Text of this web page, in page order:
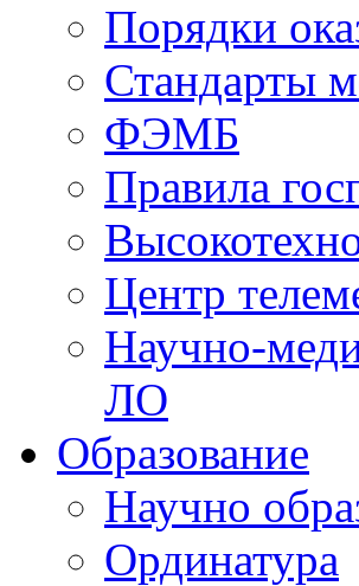
Порядки
Стандарты
ФЭМБ
Правила
Центр
Научно-
ЛО
Образование
Научно
Ординатура